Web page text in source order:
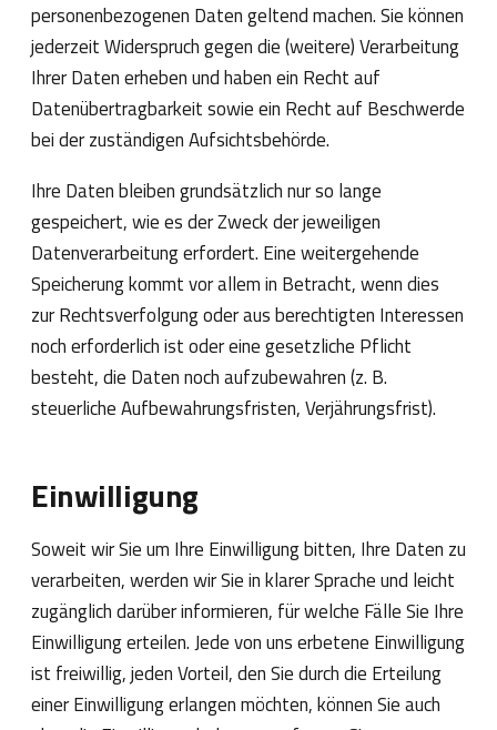
personenbezogenen Daten geltend machen. Sie können
jederzeit Widerspruch gegen die (weitere) Verarbeitung
Ihrer Daten erheben und haben ein Recht auf
Datenübertragbarkeit sowie ein Recht auf Beschwerde
bei der zuständigen Aufsichtsbehörde.
Ihre Daten bleiben grundsätzlich nur so lange
gespeichert, wie es der Zweck der jeweiligen
Datenverarbeitung erfordert. Eine weitergehende
Speicherung kommt vor allem in Betracht, wenn dies
zur Rechtsverfolgung oder aus berechtigten Interessen
noch erforderlich ist oder eine gesetzliche Pflicht
besteht, die Daten noch aufzubewahren (z. B.
steuerliche Aufbewahrungsfristen, Verjährungsfrist).
Einwilligung
Soweit wir Sie um Ihre Einwilligung bitten, Ihre Daten zu
verarbeiten, werden wir Sie in klarer Sprache und leicht
zugänglich darüber informieren, für welche Fälle Sie Ihre
Einwilligung erteilen. Jede von uns erbetene Einwilligung
ist freiwillig, jeden Vorteil, den Sie durch die Erteilung
einer Einwilligung erlangen möchten, können Sie auch